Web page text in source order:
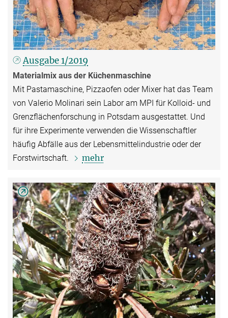
Ausgabe 1/2019
Materialmix aus der Küchenmaschine
Mit Pastamaschine, Pizzaofen oder Mixer hat das Team
von Valerio Molinari sein Labor am MPI für Kolloid- und
Grenzflächenforschung in Potsdam ausgestattet. Und
für ihre Experimente verwenden die Wissenschaftler
häufig Abfälle aus der Lebensmittelindustrie oder der
Forstwirtschaft.
mehr